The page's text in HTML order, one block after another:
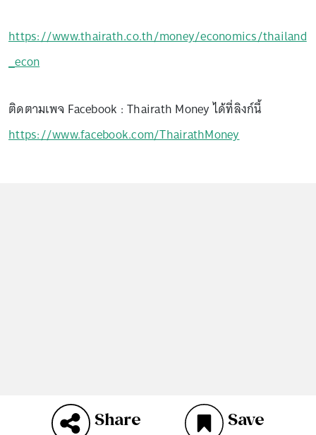
https://www.thairath.co.th/money/economics/thailand
_econ
ติดตามเพจ Facebook : Thairath Money ได้ที่ลิงก์นี้
https://www.facebook.com/ThairathMoney
Share Save